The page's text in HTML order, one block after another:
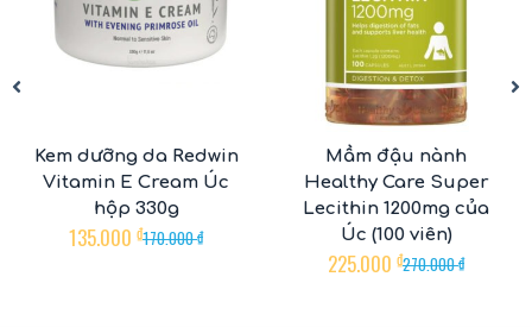
Kem dưỡng da Redwin
Vitamin E Cream Úc
hộp 330g
170.000₫
135.000 ₫
Mầm đậu nành
Healthy Care Super
Lecithin 1200mg của
Úc (100 viên)
270.000₫
225.000 ₫